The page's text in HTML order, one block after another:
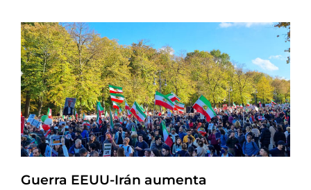
Guerra EEUU-Irán aumenta